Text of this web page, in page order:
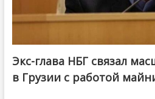
Экс-глава НБГ связал
в Грузии с работой